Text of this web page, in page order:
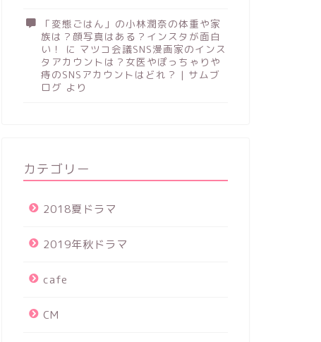
「変態ごはん」の小林潤奈の体重や家
族は？顔写真はある？インスタが面白
い！
に マツコ会議SNS漫画家のインス
タアカウントは？女医やぽっちゃりや
痔のSNSアカウントはどれ？ | サムブ
ログ より
カテゴリー
2018夏ドラマ
2019年秋ドラマ
cafe
CM